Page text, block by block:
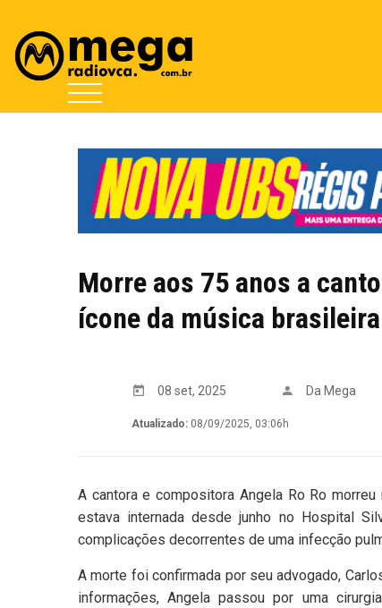
Morre aos 75 anos a
ícone da música brasileira
08 set, 2025 Da Mega
Atualizado: 08/09/2025, 03:06h
A cantora e compositora Angela Ro Ro
estava internada desde junho no Hospital
complicações decorrentes de uma infecção
A morte foi confirmada por seu advogado,
informações, Angela passou por uma